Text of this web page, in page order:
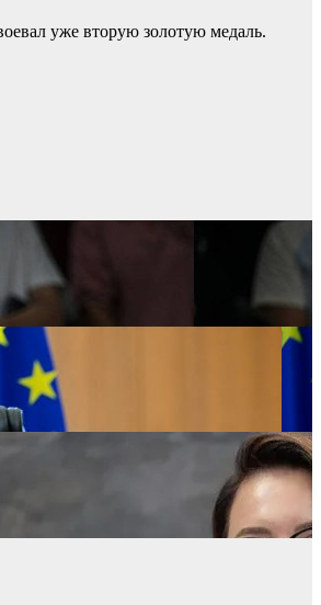
уже вторую золотую медаль.